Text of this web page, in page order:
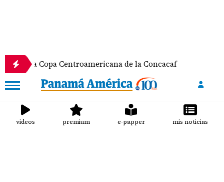
Centroamericana de la Concacaf
videos premium e-papper mis noticias